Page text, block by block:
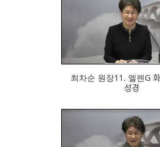
최차순 원장11. 엘렌G
성경